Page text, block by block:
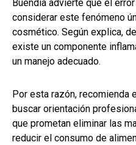
Buendía advierte que el
considerar este fenómeno
cosmético. Según explica,
existe un componente
un manejo adecuado.
Por esta razón, recomienda
buscar orientación
que prometan eliminar las
reducir el consumo de